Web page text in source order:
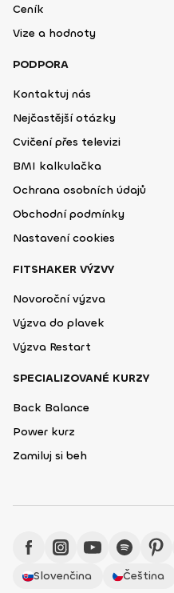
Ceník
Vize a hodnoty
PODPORA
Kontaktuj nás
Nejčastější otázky
Cvičení přes televizi
BMI kalkulačka
Ochrana osobních údajů
Obchodní podmínky
Nastavení cookies
FITSHAKER VÝZVY
Novoroční výzva
Výzva do plavek
Výzva Restart
SPECIALIZOVANÉ KURZY
Back Balance
Power kurz
Zamiluj si beh
Slovenčina
Čeština